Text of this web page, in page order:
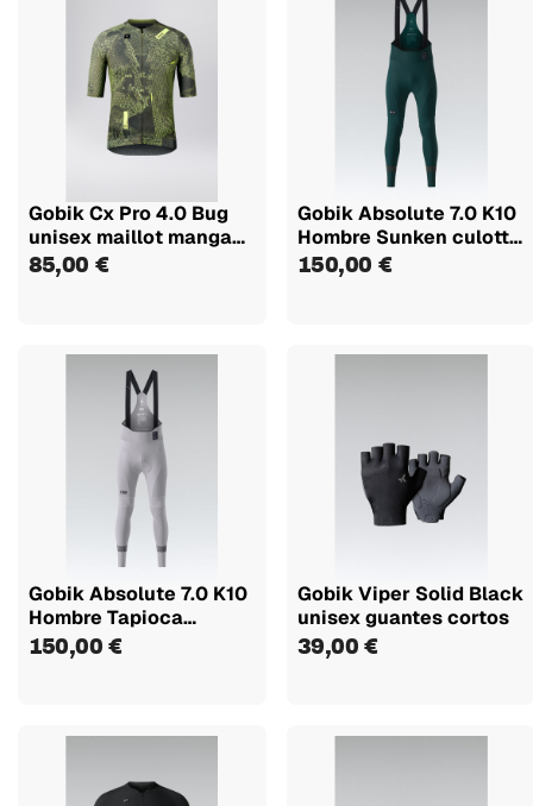
Gobik Cx Pro 4.0 Bug
unisex maillot manga
corta
85,00 €
Gobik Absolute 7.0 K10
Hombre Sunken culotte
largo
150,00 €
Gobik Absolute 7.0 K10
Hombre Tapioca
culotte...
150,00 €
Gobik Viper Solid Black
unisex guantes cortos
39,00 €